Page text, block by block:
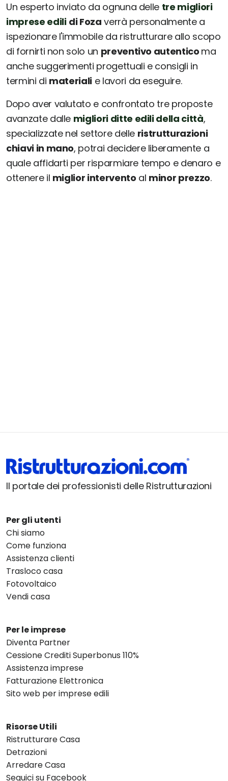
Un esperto inviato da ognuna delle tre migliori
imprese edili di Foza verrà personalmente a
ispezionare l'immobile da ristrutturare allo scopo
di fornirti non solo un preventivo autentico ma
anche suggerimenti progettuali e consigli in
termini di materiali e lavori da eseguire.
Dopo aver valutato e confrontato tre proposte
avanzate dalle migliori ditte edili della città,
specializzate nel settore delle ristrutturazioni
chiavi in mano, potrai decidere liberamente a
quale affidarti per risparmiare tempo e denaro e
ottenere il miglior intervento al minor prezzo.
Il portale dei professionisti delle Ristrutturazioni
Per gli utenti
Chi siamo
Come funziona
Assistenza clienti
Trasloco casa
Fotovoltaico
Vendi casa
Per le imprese
Diventa Partner
Cessione Crediti Superbonus 110%
Assistenza imprese
Fatturazione Elettronica
Sito web per imprese edili
Risorse Utili
Ristrutturare Casa
Detrazioni
Arredare Casa
Seguici su Facebook